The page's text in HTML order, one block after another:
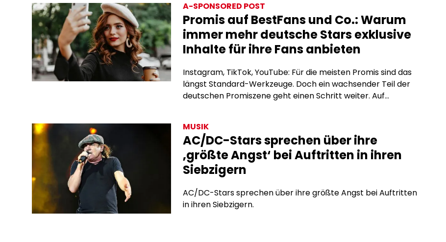
A-SPONSORED POST
Promis auf BestFans und Co.: Warum
immer mehr deutsche Stars exklusive
Inhalte für ihre Fans anbieten
Instagram, TikTok, YouTube: Für die meisten Promis sind das
längst Standard-Werkzeuge. Doch ein wachsender Teil der
deutschen Promiszene geht einen Schritt weiter. Auf
Algorithmen, ohne Reichweitenbeschränkungen und ohne
Werbeverträge, die den Inhalt einschränken. Was steckt
hinter dem Trend, und warum […]
MUSIK
AC/DC-Stars sprechen über ihre
‚größte Angst‘ bei Auftritten in ihren
Siebzigern
AC/DC-Stars sprechen über ihre größte Angst bei Auftritten
in ihren Siebzigern.